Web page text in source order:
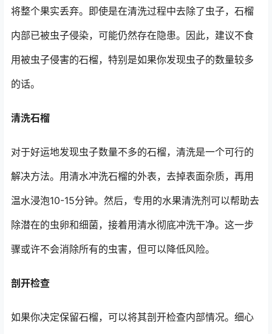
将整个果实丢弃。即使是在清洗过程中去除了虫子，石榴
内部已被虫子侵染，可能仍然存在隐患。因此，建议不食
用被虫子侵害的石榴，特别是如果你发现虫子的数量较多
的话。
清洗石榴
对于好运地发现虫子数量不多的石榴，清洗是一个可行的
解决方法。用清水冲洗石榴的外表，去掉表面杂质，再用
温水浸泡10-15分钟。然后，专用的水果清洗剂可以帮助去
除潜在的虫卵和细菌，接着用清水彻底冲洗干净。这一步
骤或许不会消除所有的虫害，但可以降低风险。
剖开检查
如果你决定保留石榴，可以将其剖开检查内部情况。细心